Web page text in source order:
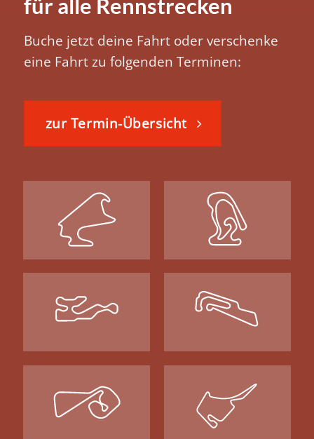
für alle Rennstrecken
Buche jetzt deine Fahrt oder verschenke
eine Fahrt zu folgenden Terminen:
zur Termin-Übersicht